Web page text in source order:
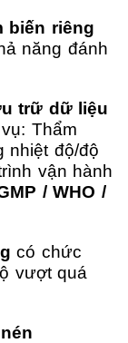
biến riêng
năng đánh
trữ dữ liệu
Thẩm
nhiệt độ/độ
vận hành
/ WHO /
có chức
vượt quá